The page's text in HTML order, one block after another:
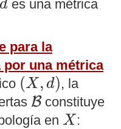
d es una métrica
para la
una métrica
(X, d)
(X,d) , la
B
Bconstituye
en X
X :